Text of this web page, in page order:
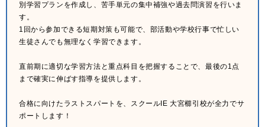
別学習プランを作成し、苦手単元の集中補強や過去問演習を行いま
す。
1回から参加できる短期対策も可能で、部活動や学校行事で忙しい
生徒さんでも無理なく学習できます。
直前期に適切な学習方法と重点科目を把握することで、最後の1点
まで確実に伸ばす指導を提供します。
合格に向けたラストスパートを、スクールIE 大宮櫛引校が全力でサ
ポートします！